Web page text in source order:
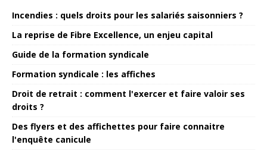
Incendies : quels droits pour les salariés saisonniers ?
La reprise de Fibre Excellence, un enjeu capital
Guide de la formation syndicale
Formation syndicale : les affiches
Droit de retrait : comment l'exercer et faire valoir ses
droits ?
Des flyers et des affichettes pour faire connaitre
l'enquête canicule